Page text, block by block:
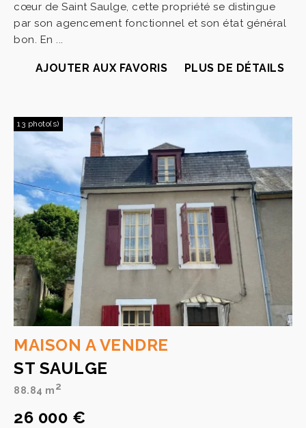
cœur de Saint Saulge, cette propriété se distingue
par son agencement fonctionnel et son état général
bon. En ...
AJOUTER AUX FAVORIS PLUS DE DÉTAILS
13 photo(s)
MAISON A VENDRE
ST SAULGE
88.84 m2
26 000 €